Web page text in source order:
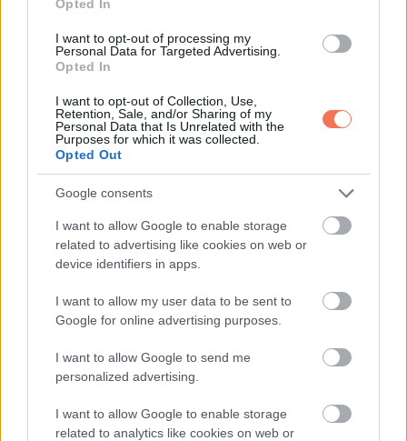
Opted In
I want to opt-out of processing my
Personal Data for Targeted Advertising.
Opted In
I want to opt-out of Collection, Use,
Retention, Sale, and/or Sharing of my
Personal Data that Is Unrelated with the
Purposes for which it was collected.
Opted Out
Google consents
I want to allow Google to enable storage
related to advertising like cookies on web or
device identifiers in apps.
I want to allow my user data to be sent to
Google for online advertising purposes.
I want to allow Google to send me
personalized advertising.
I want to allow Google to enable storage
related to analytics like cookies on web or
Magyarazt is elmondta, hogy európai bizottsági delegáció
érkezik Budapestre, ahol a leendő kormány képviselőivel
tárgyalnak majd.
„Ma is el fogom mondani, hogy mik azok a területek, ahol
tudunk változtatni, ami érdeke a magyar embereknek”
mondta.
Miniszterjelöltek és
parlamenti szerepek
Az oktatási miniszteri posztról szóló találgatások kapcsán
Magyar hangsúlyozta: több jelölt is van, de döntés még nem
született, és a nyilvánosságot időben tájékoztatni fogják.
A parlamenti mandátumát felveszi, ugyanakkor európai
parlamenti mandátumáról lemond, mivel a két tisztség nem
összeegyeztethető.